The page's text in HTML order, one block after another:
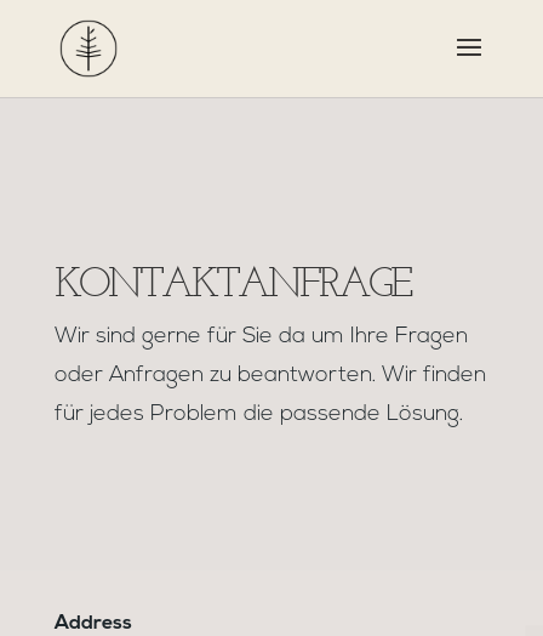
KONTAKTANFRAGE
Wir sind gerne für Sie da um Ihre Fragen
oder Anfragen zu beantworten. Wir finden
für jedes Problem die passende Lösung.
Address